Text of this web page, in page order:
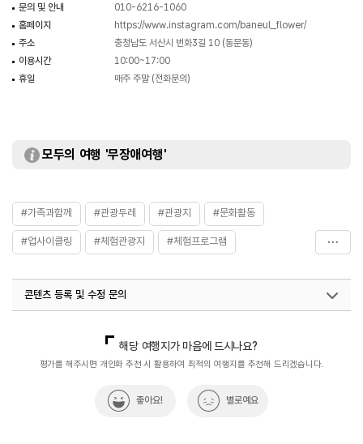
문의 및 안내
010-6216-1060
홈페이지
https://www.instagram.com/baneul_flower/
주소
충청남도 서산시 번화3길 10 (동문동)
이용시간
10:00~17:00
휴일
매주 주말 (전화문의)
모두의 여행 '무장애여행'
#가족과함께 #관광두레 #관광지 #문화활동
#업사이클링 #체험관광지 #체험프로그램
콘텐츠 등록 및 수정 문의
지역관광협력팀(관광두레)
02-7299-511
해당 여행지가 마음에 드시나요?
평가를 해주시면 개인화 추천 시 활용하여 최적의 여행지를 추천해 드리겠습니다.
좋아요! 별로예요